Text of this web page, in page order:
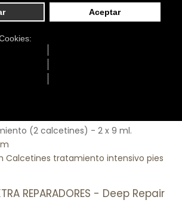
(2 calcetines) - 2 x 9 ml.
Calcetines tratamiento intensivo pies
REPARADORES - Deep Repair